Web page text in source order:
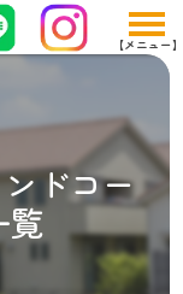
ドコー
覧